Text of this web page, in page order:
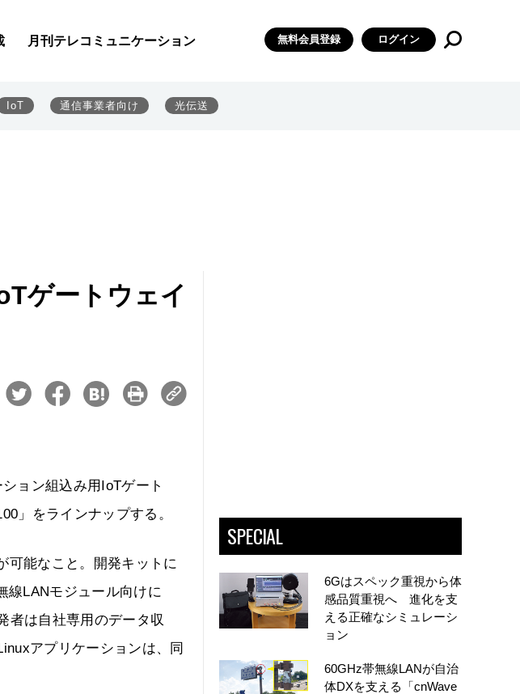
月刊テレコミュニケーション 無料会員登録 ログイン
IoT 通信事業者向け 光伝送
ゲートウェイ
ョン組込み用IoTゲート
」をラインナップする。
可能なこと。開発キットに
線LANモジュール向けに
者は自社専用のデータ収
アプリケーションは、同
SPECIAL
6Gはスペック重視から体
感品質重視へ 進化を支
える正確なシミュレーシ
ョン
60GHz帯無線LANが自治
体DXを支える「cnWave